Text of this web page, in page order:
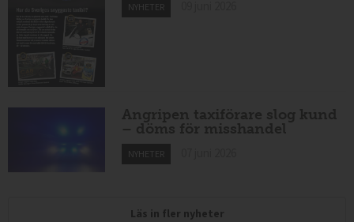
NYHETER
Angripen taxiförare slog kund
– döms för misshandel
NYHETER
Läs in fler nyheter